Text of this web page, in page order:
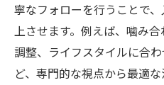
寧なフォローを行うことで
上させます。例えば、噛み
調整、ライフスタイルに合
ど、専門的な視点から最適